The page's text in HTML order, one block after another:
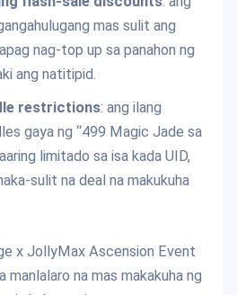
mas sulit ang
nag-top up sa panahon ng
ang natitipid.
restrictions: ang ilang
gaya ng “499 Magic Jade sa
limitado sa isa kada UID,
sulit na deal na makukuha
x JollyMax Ascension Event
manlalaro na mas makakuha ng